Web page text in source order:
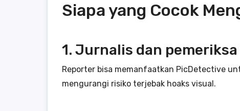
Siapa yang Cocok
1. Jurnalis dan
Reporter bisa memanfaatkan PicDetective
mengurangi risiko terjebak hoaks visual.